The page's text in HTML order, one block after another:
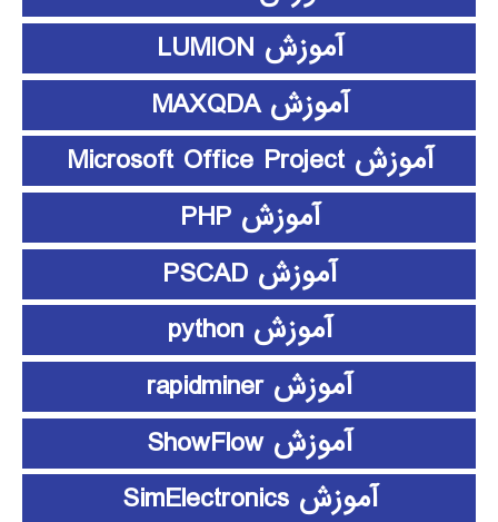
آموزش LUMION
آموزش MAXQDA
آموزش Microsoft Office Project
آموزش PHP
آموزش PSCAD
آموزش python
آموزش rapidminer
آموزش ShowFlow
آموزش SimElectronics